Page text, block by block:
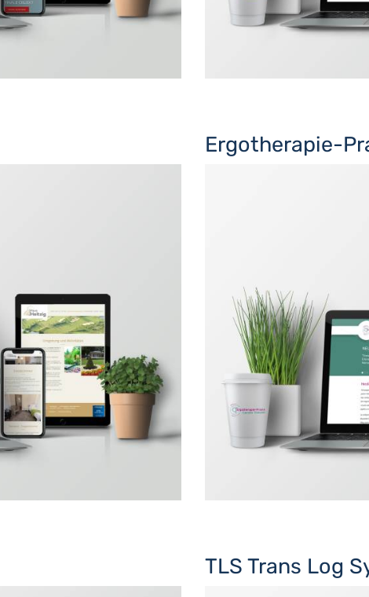
Ergotherapie-
TLS Trans Log